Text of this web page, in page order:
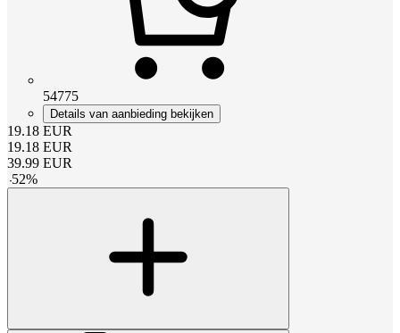
54775
Details van aanbieding bekijken
19.18 EUR
19.18 EUR
39.99 EUR
-52%